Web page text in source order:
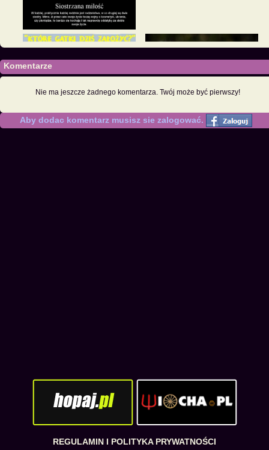
Komentarze
Nie ma jeszcze żadnego komentarza. Twój może być pierwszy!
Aby dodac komentarz musisz sie zalogować.
REGULAMIN I POLITYKA PRYWATNOŚCI